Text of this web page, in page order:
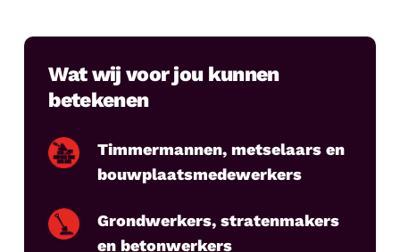
Wat wij voor jou kunnen
betekenen
Timmermannen, metselaars en
bouwplaatsmedewerkers
Grondwerkers, stratenmakers
en betonwerkers